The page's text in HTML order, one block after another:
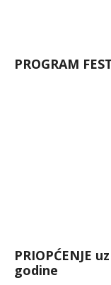
PROGRAM
PRIOPĆENJE
godine